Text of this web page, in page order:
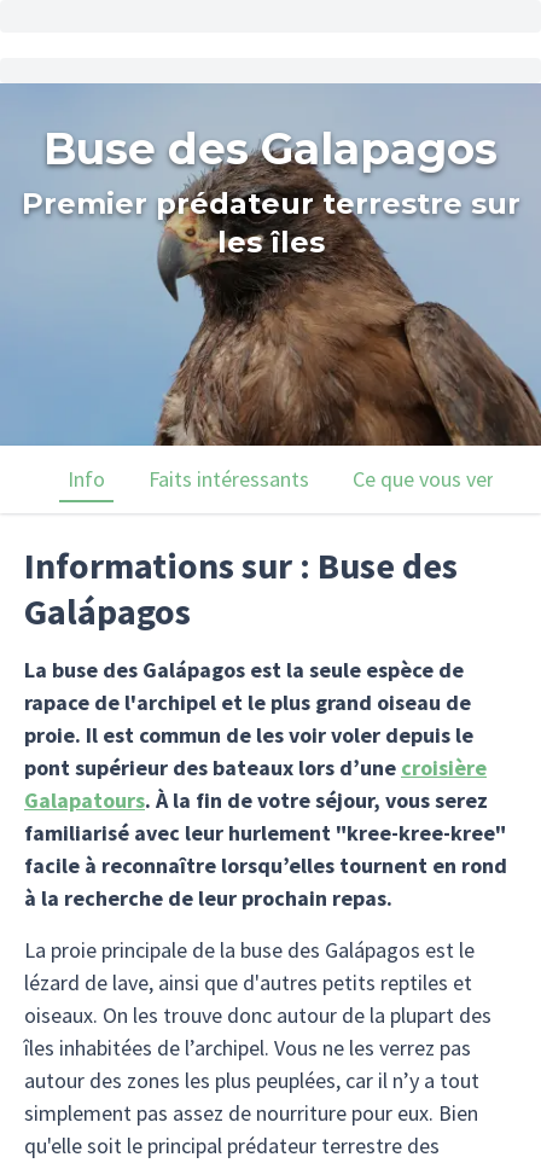
Buse des Galapagos
Premier prédateur terrestre sur
les îles
Info Faits intéressants Ce que vous verrez
Informations sur : Buse des
Galápagos
La buse des Galápagos est la seule espèce de
rapace de l'archipel et le plus grand oiseau de
proie. Il est commun de les voir voler depuis le
pont supérieur des bateaux lors d’une croisière
Galapatours. À la fin de votre séjour, vous serez
familiarisé avec leur hurlement "kree-kree-kree"
facile à reconnaître lorsqu’elles tournent en rond
à la recherche de leur prochain repas.
La proie principale de la buse des Galápagos est le
lézard de lave, ainsi que d'autres petits reptiles et
oiseaux. On les trouve donc autour de la plupart des
îles inhabitées de l’archipel. Vous ne les verrez pas
autour des zones les plus peuplées, car il n’y a tout
simplement pas assez de nourriture pour eux. Bien
qu'elle soit le principal prédateur terrestre des